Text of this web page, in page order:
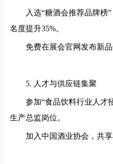
入选“糖酒会推荐品牌榜
名度提升35%。
免费在展会官网发布新
5. 人才与供应链集聚
参加“食品饮料行业人才
生产总监岗位。
加入中国酒业协会，共